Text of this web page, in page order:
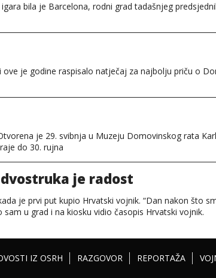
bila je Barcelona, rodni grad tadašnjeg
je godine raspisalo natječaj za najbolju priču o
je 29. svibnja u Muzeju Domovinskog rata
do 30. rujna
je radost
je prvi put kupio Hrvatski vojnik. “Dan nakon što
u grad i na kiosku vidio časopis Hrvatski vojnik.
IZ OSRH RAZGOVOR REPORTAŽA